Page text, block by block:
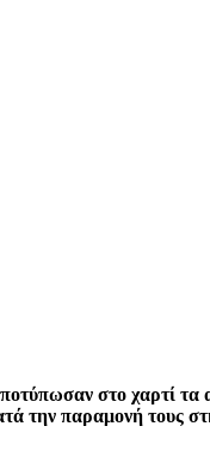
στο χαρτί
την παραμονή τους